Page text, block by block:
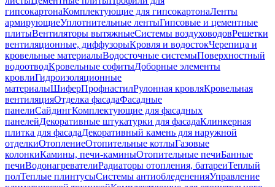
гипсокартонаКомплектующие для гипсокартонаЛенты
армирующиеУплотнительные лентыГипсовые и цементные
плитыВентиляторы вытяжныеСистемы воздуховодовРешетки
вентиляционные, диффузорыКровля и водостокЧерепица и
кровельные материалыВодосточные системыПоверхностный
водоотводКровельные софитыДоборные элементы
кровлиГидроизоляционные
материалыШиферПрофнастилРулонная кровляКровельная
вентиляцияОтделка фасадаФасадные
панелиСайдингКомплектующие для фасадных
панелейДекоративные штукатурки для фасадаКлинкерная
плитка для фасадаДекоративный камень для наружной
отделкиОтоплениеОтопительные котлыГазовые
колонкиКамины, печи-каминыОтопительные печиБанные
печиВодонагревателиРадиаторы отопления, батареиТеплый
полТеплые плинтусыСистемы антиобледененияУправление